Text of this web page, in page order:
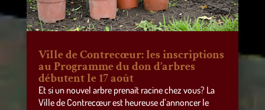
Ville de Contrecœur: les inscriptions
au Programme du don d’arbres
débutent le 17 août
Et si un nouvel arbre prenait racine chez vous? La
Ville de Contrecœur est heureuse d’annoncer le